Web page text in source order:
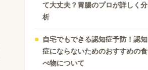
て大丈夫？胃腸のプロが詳しく分
析
自宅でもできる認知症予防！認知
症にならないためのおすすめの食
べ物について